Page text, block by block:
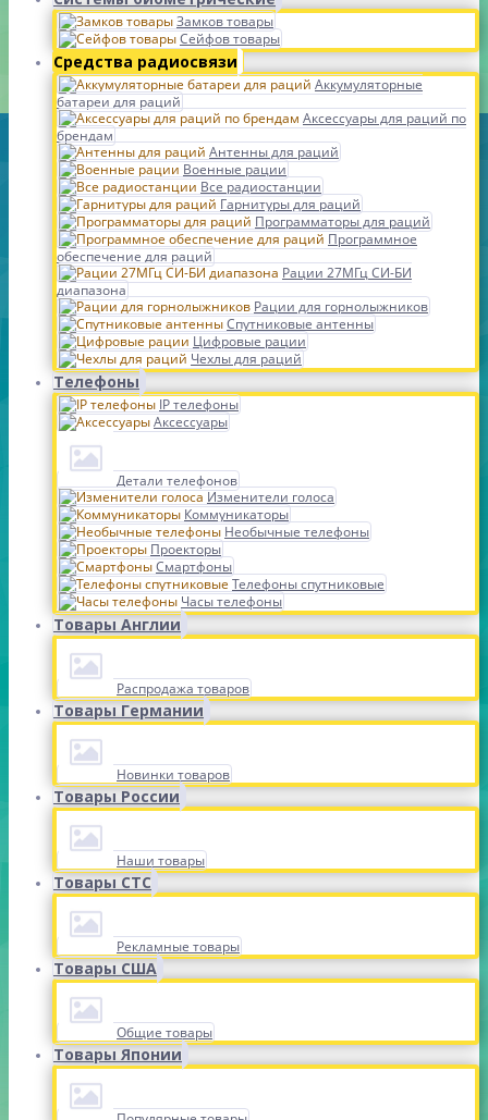
Замков товары
Сейфов товары
Средства радиосвязи
Аккумуляторные
батареи для раций
Аксессуары для раций по
брендам
Антенны для раций
Военные рации
Все радиостанции
Гарнитуры для раций
Программаторы для раций
Программное
обеспечение для раций
Рации 27МГц СИ-БИ
диапазона
Рации для горнолыжников
Спутниковые антенны
Цифровые рации
Чехлы для раций
Телефоны
IP телефоны
Аксессуары
Детали телефонов
Изменители голоса
Коммуникаторы
Необычные телефоны
Проекторы
Смартфоны
Телефоны спутниковые
Часы телефоны
Товары Англии
Распродажа товаров
Товары Германии
Новинки товаров
Товары России
Наши товары
Товары СТС
Рекламные товары
Товары США
Общие товары
Товары Японии